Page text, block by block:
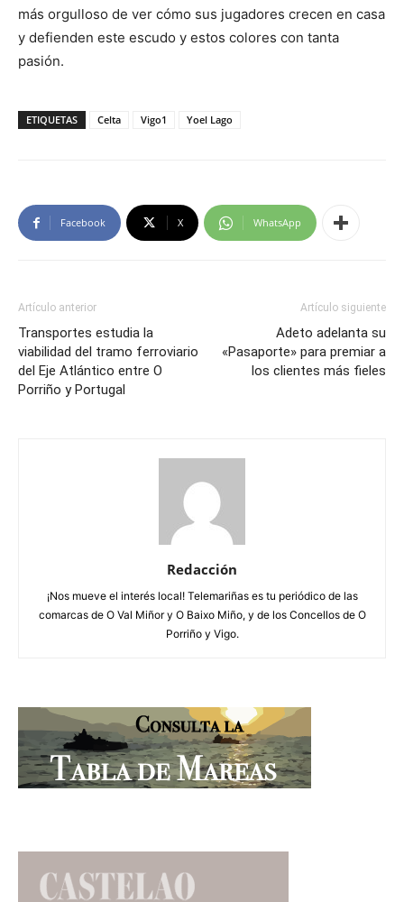
más orgulloso de ver cómo sus jugadores crecen en casa
y defienden este escudo y estos colores con tanta
pasión.
ETIQUETAS Celta Vigo1 Yoel Lago
Facebook X WhatsApp
Artículo anterior
Transportes estudia la
viabilidad del tramo ferroviario
del Eje Atlántico entre O
Porriño y Portugal
Artículo siguiente
Adeto adelanta su
«Pasaporte» para premiar a
los clientes más fieles
Redacción
¡Nos mueve el interés local! Telemariñas es tu periódico de las
comarcas de O Val Miñor y O Baixo Miño, y de los Concellos de O
Porriño y Vigo.